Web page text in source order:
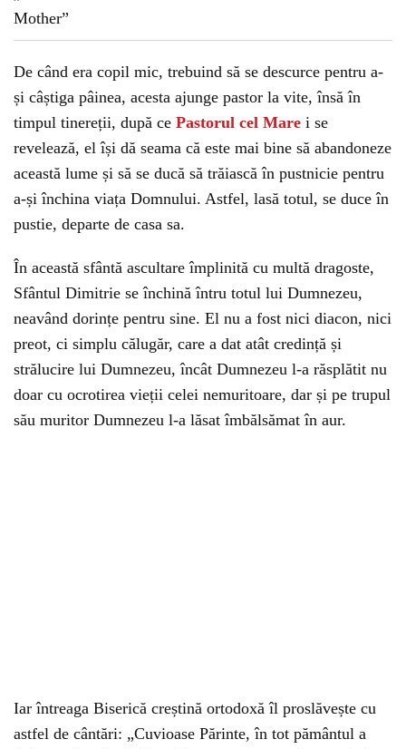
De când era copil mic, trebuind să se descurce pentru a-
și câștiga pâinea, acesta ajunge pastor la vite, însă în
timpul tinereții, după ce Pastorul cel Mare i se
revelează, el își dă seama că este mai bine să abandoneze
această lume și să se ducă să trăiască în pustnicie pentru
a-și închina viața Domnului. Astfel, lasă totul, se duce în
pustie, departe de casa sa.
În această sfântă ascultare împlinită cu multă dragoste,
Sfântul Dimitrie se închină întru totul lui Dumnezeu,
neavând dorințe pentru sine. El nu a fost nici diacon, nici
preot, ci simplu călugăr, care a dat atât credință și
strălucire lui Dumnezeu, încât Dumnezeu l-a răsplătit nu
doar cu ocrotirea vieții celei nemuritoare, dar și pe trupul
său muritor Dumnezeu l-a lăsat îmbălsămat în aur.
Iar întreaga Biserică creștină ortodoxă îl proslăvește cu
astfel de cântări: „Cuvioase Părinte, în tot pământul a